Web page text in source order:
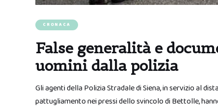
CRONACA
False generalità e
uomini dalla polizia
Gli agenti della Polizia Stradale di Siena, in servizio al
pattugliamento nei pressi dello svincolo di Bettolle,